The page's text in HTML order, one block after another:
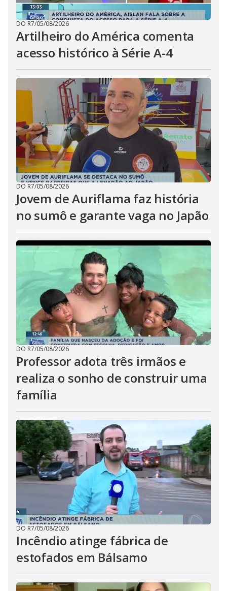
DO R7/05/08/2026
Artilheiro do América comenta
acesso histórico à Série A-4
DO R7/05/08/2026
Jovem de Auriflama faz história
no sumô e garante vaga no Japão
DO R7/05/08/2026
Professor adota três irmãos e
realiza o sonho de construir uma
família
DO R7/05/08/2026
Incêndio atinge fábrica de
estofados em Bálsamo